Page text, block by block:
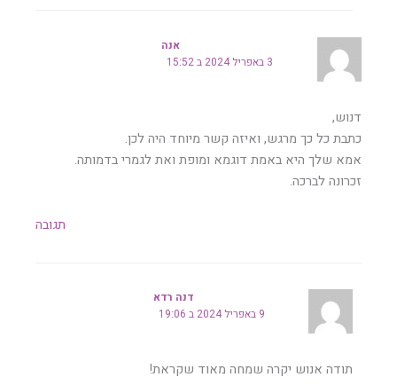
אנה
3 באפריל 2024 ב 15:52
דנוש,
כתבת כל כך מרגש, ואיזה קשר מיוחד היה לכן.
אמא שלך היא באמת דוגמא ומופת ואת לגמרי בדמותה.
זכרונה לברכה.
תגובה
דנה רדא
9 באפריל 2024 ב 19:06
תודה אנוש יקרה שמחה מאוד שקראת!